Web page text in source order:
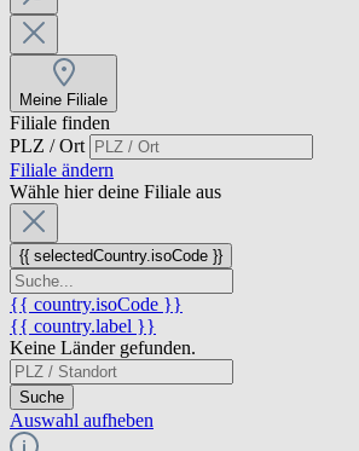
Meine Filiale
Filiale finden
PLZ / Ort
Filiale ändern
Wähle hier deine Filiale aus
{{ selectedCountry.isoCode }}
{{ country.isoCode }}
{{ country.label }}
Keine Länder gefunden.
Suche
Auswahl aufheben